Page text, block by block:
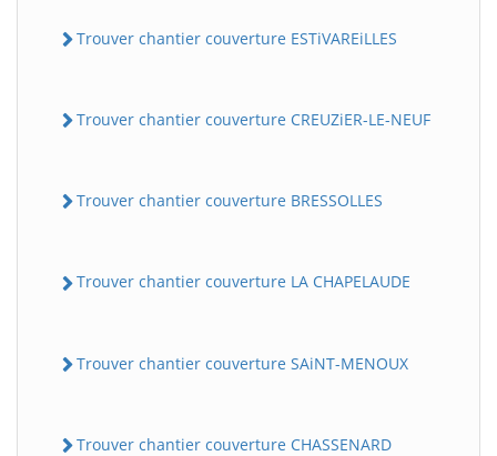
Trouver chantier couverture ESTiVAREiLLES
Trouver chantier couverture CREUZiER-LE-NEUF
Trouver chantier couverture BRESSOLLES
Trouver chantier couverture LA CHAPELAUDE
Trouver chantier couverture SAiNT-MENOUX
Trouver chantier couverture CHASSENARD